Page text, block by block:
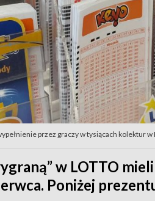
przez graczy w tysiącach kolektur w
w LOTTO
Poniżej